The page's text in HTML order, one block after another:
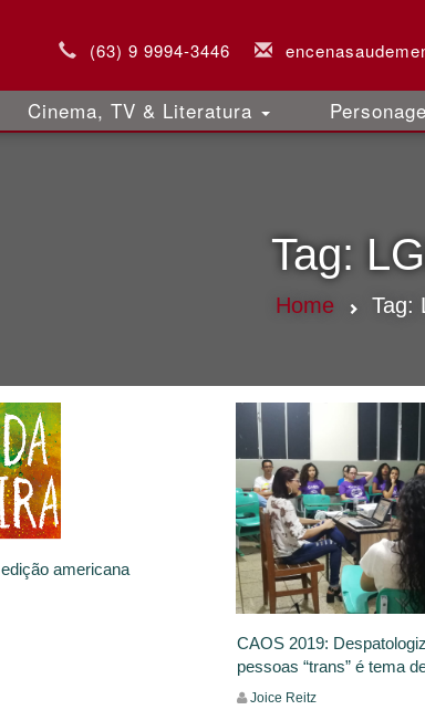
(63) 9 9994-3446
Cinema, TV & Literatura
Tag:
Home Tag:
americana
CAOS 2019:
pessoas “trans” é tema
Joice Reitz